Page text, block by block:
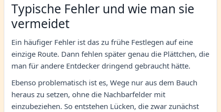
Typische Fehler und wie man sie
vermeidet
Ein häufiger Fehler ist das zu frühe Festlegen auf eine
einzige Route. Dann fehlen später genau die Plättchen, die
man für andere Entdecker dringend gebraucht hätte.
Ebenso problematisch ist es, Wege nur aus dem Bauch
heraus zu setzen, ohne die Nachbarfelder mit
einzubeziehen. So entstehen Lücken, die zwar zunächst